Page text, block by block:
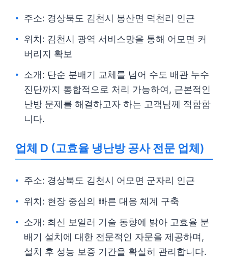
주소: 경상북도 김천시 봉산면 덕천리 인근
위치: 김천시 광역 서비스망을 통해 어모면 커
버리지 확보
소개: 단순 분배기 교체를 넘어 수도 배관 누수
진단까지 통합적으로 처리 가능하여, 근본적인
난방 문제를 해결하고자 하는 고객님께 적합합
니다.
업체 D (고효율 냉난방 공사 전문 업체)
주소: 경상북도 김천시 어모면 군자리 인근
위치: 현장 중심의 빠른 대응 체계 구축
소개: 최신 보일러 기술 동향에 밝아 고효율 분
배기 설치에 대한 전문적인 자문을 제공하며,
설치 후 성능 보증 기간을 확실히 관리합니다.